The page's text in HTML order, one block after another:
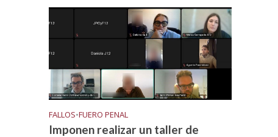
FALLOS•FUERO PENAL
Imponen realizar un taller de